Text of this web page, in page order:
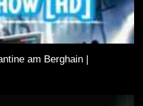
am Berghain |